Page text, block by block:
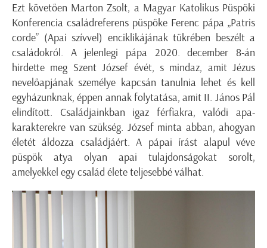
Ezt követően Marton Zsolt, a Magyar Katolikus Püspöki
Konferencia családreferens püspöke Ferenc pápa „Patris
corde” (Apai szívvel) enciklikájának tükrében beszélt a
családokról. A jelenlegi pápa 2020. december 8-án
hirdette meg Szent József évét, s mindaz, amit Jézus
nevelőapjának személye kapcsán tanulnia lehet és kell
egyházunknak, éppen annak folytatása, amit II. János Pál
elindított. Családjainkban igaz férfiakra, valódi apa-
karakterekre van szükség. József minta abban, ahogyan
életét áldozza családjáért. A pápai írást alapul véve
püspök atya olyan apai tulajdonságokat sorolt,
amelyekkel egy család élete teljesebbé válhat.